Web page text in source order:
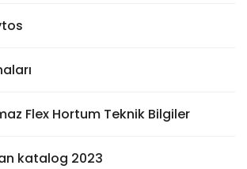
Flex Hortum Teknik Bilgiler
katalog 2023